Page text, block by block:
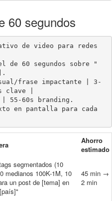
60 segundos
de video para redes
60 segundos sobre "
frase impactante | 3-
clave |
55-60s branding.
en pantalla para cada
Ahorro
estimado
segmentados (10
medianos 100K-1M, 10
un post de [tema] en
45 min →
2 min